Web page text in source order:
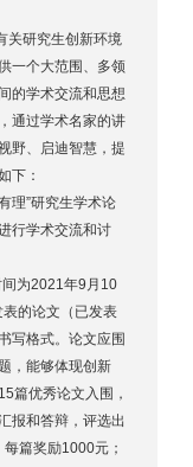
关研究生创新环境
一个大范围、多领
的学术交流和思想
通过学术名家的讲
野、启迪智慧，提
下：
理”研究生学术论
行学术交流和讨
为2021年9月10
的论文（已发表
写格式。论文应围
，能够体现创新
篇优秀论文入围，
报和答辩，评选出
篇奖励1000元；